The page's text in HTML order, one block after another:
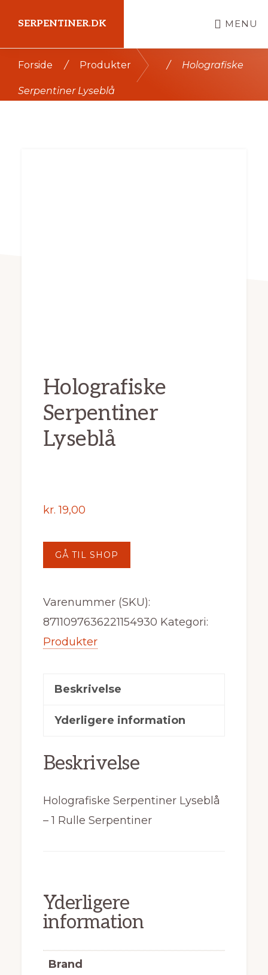
indhold
SERPENTINER.DK MENU
Forside / Produkter / Holografiske
Serpentiner Lyseblå
Holografiske
Serpentiner
Lyseblå
kr. 19,00
GÅ TIL SHOP
Varenummer (SKU):
8711097636221154930 Kategori:
Produkter
Beskrivelse
Yderligere information
Beskrivelse
Holografiske Serpentiner Lyseblå
– 1 Rulle Serpentiner
Yderligere
information
Brand